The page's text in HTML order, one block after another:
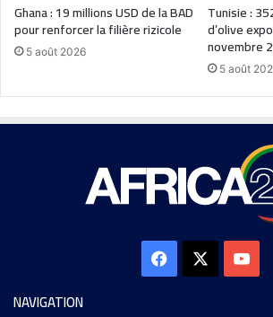
Ghana : 19 millions USD de la BAD
pour renforcer la filière rizicole
5 août 2026
Tunisie :
d’olive
novembre
5 août
NAVIGATION